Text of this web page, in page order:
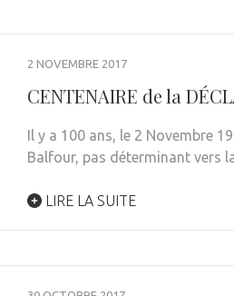
2 NOVEMBRE 2017
CENTENAIRE de la
Il y a 100 ans, le 2 Novembre
Balfour, pas déterminant vers
LIRE LA SUITE